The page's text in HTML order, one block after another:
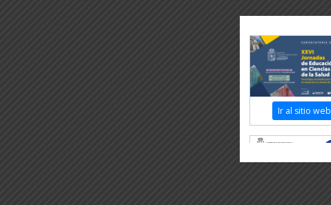
Ir al sitio web